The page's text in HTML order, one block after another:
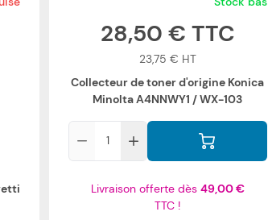
28,50 €
23,75 €
Collecteur de toner d'origine Konica
Minolta A4NNWY1 / WX-103
Livraison offerte dès 49,00 €
TTC !